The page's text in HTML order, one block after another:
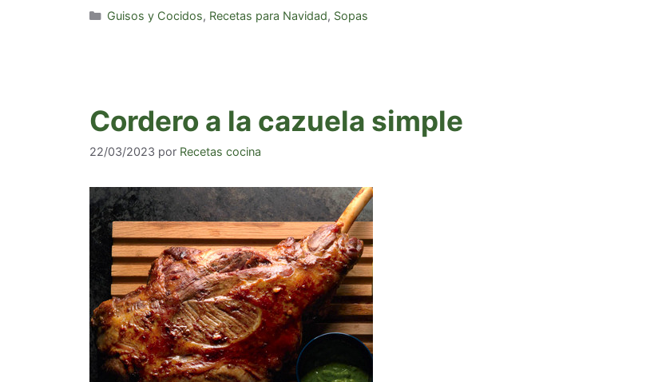
Categorías
Guisos y Cocidos, Recetas para Navidad, Sopas
Cordero a la cazuela simple
22/03/2023 por Recetas cocina